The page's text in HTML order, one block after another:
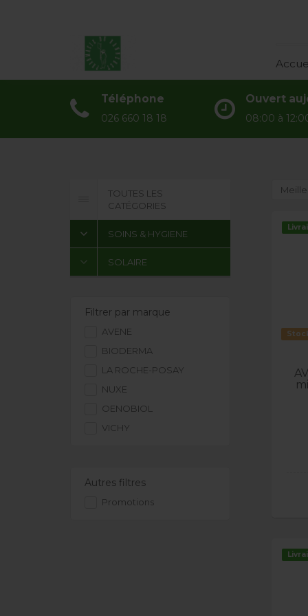
Téléphone
026 660 18 18
Ouvert
08:00 à
Actualités
À propos
TOUTES LES
CATÉGORIES
SOINS & HYGIENE
SOLAIRE
Filtrer par marque
AVENE
BIODERMA
LA ROCHE-POSAY
NUXE
OENOBIOL
VICHY
Autres filtres
Promotions